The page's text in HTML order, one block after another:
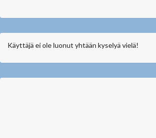
Käyttäjä ei ole luonut yhtään kyselyä vielä!